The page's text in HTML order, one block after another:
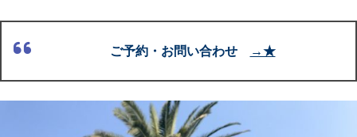
ご予約・お問い合わせ →★